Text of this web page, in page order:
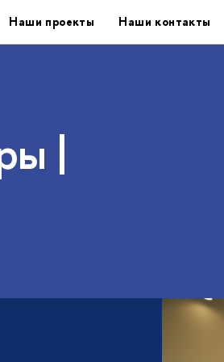
Наши проекты Наши контакты
|